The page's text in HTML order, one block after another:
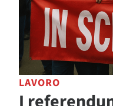
LAVORO